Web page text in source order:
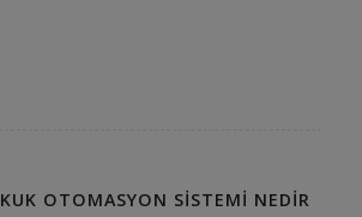
OTOMASYON SISTEMI NEDIR